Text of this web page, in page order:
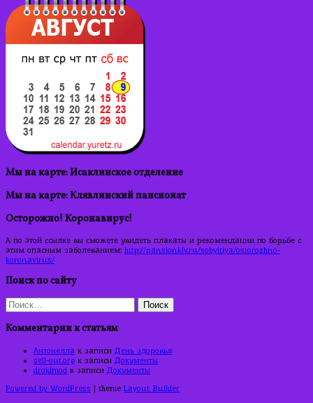
Мы на карте: Исаклинское отделение
Мы на карте: Клявлинский пансионат
Осторожно! Коронавирус!
А по этой ссылке вы сможете увидеть плакаты и рекомендации по борьбе с
этим опасным заболеванием: http://pansionklv.ru/sobyitiya/ostorozhno-
koronavirus/
Поиск по сайту
Найти:
Комментарии к статьям
Антонелла к записи День здоровья
sell-out.org к записи Документы
droidmod к записи Документы
Powered by WordPress | theme Layout Builder